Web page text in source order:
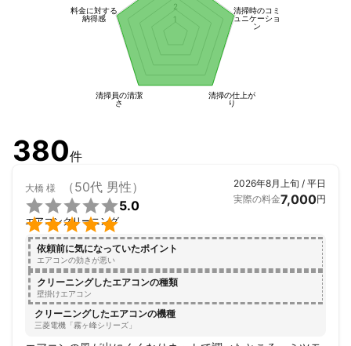
【安心の明朗会計☆追加料金一切なし】
対応エリアすべて出張費、交通費はかかりません。コインパーキ
ングの料金も当店にて負担いたします。汚れ具合による追加料金
などはいただきませんので安心してご利用ください。
清掃時のコミ
ュニケーショ
ン
清掃の仕上が
り
清掃員の清潔
さ
料金に対する
納得感
1
2
380件
大橋 様 （50代 男性）


5.0
エアコンクリーニング
2026年8月上旬 / 平日
実際の料金7,000円
依頼前に気になっていたポイント
エアコンの効きが悪い
クリーニングしたエアコンの種類
壁掛けエアコン
クリーニングしたエアコンの機種
三菱電機「霧ヶ峰シリーズ」